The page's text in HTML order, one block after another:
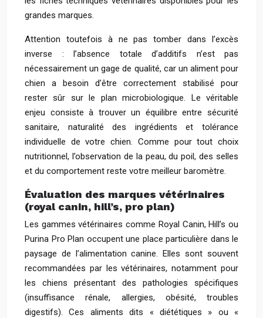
grandes marques.
Attention toutefois à ne pas tomber dans l’excès
inverse : l’absence totale d’additifs n’est pas
nécessairement un gage de qualité, car un aliment pour
chien a besoin d’être correctement stabilisé pour
rester sûr sur le plan microbiologique. Le véritable
enjeu consiste à trouver un équilibre entre sécurité
sanitaire, naturalité des ingrédients et tolérance
individuelle de votre chien. Comme pour tout choix
nutritionnel, l’observation de la peau, du poil, des selles
et du comportement reste votre meilleur baromètre.
Évaluation des marques vétérinaires
(royal canin, hill’s, pro plan)
Les gammes vétérinaires comme Royal Canin, Hill’s ou
Purina Pro Plan occupent une place particulière dans le
paysage de l’alimentation canine. Elles sont souvent
recommandées par les vétérinaires, notamment pour
les chiens présentant des pathologies spécifiques
(insuffisance rénale, allergies, obésité, troubles
digestifs). Ces aliments dits « diététiques » ou «